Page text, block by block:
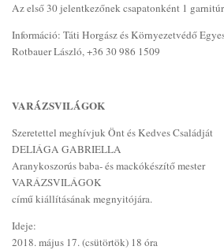
Az első 30 jelentkezőnek csapatonként 1
Információ: Táti Horgász és Környezetvédő
Rotbauer László, +36 30 986 1509
VARÁZSVILÁGOK
Szeretettel meghívjuk Önt és Kedves Családját
DELIÁGA GABRIELLA
Aranykoszorús baba- és mackókészítő mester
VARÁZSVILÁGOK
című kiállításának megnyitójára.
Ideje:
2018. május 17. (csütörtök) 18 óra